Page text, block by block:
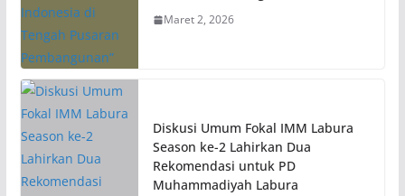
Maret 2, 2026
Diskusi Umum Fokal IMM Labura
Season ke-2 Lahirkan Dua
Rekomendasi untuk PD
Muhammadiyah Labura